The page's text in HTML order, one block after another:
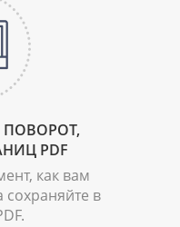
ПОВОРОТ,
PDF
как вам
в